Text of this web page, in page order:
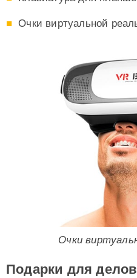
Очки виртуальной
Очки
Подарки для